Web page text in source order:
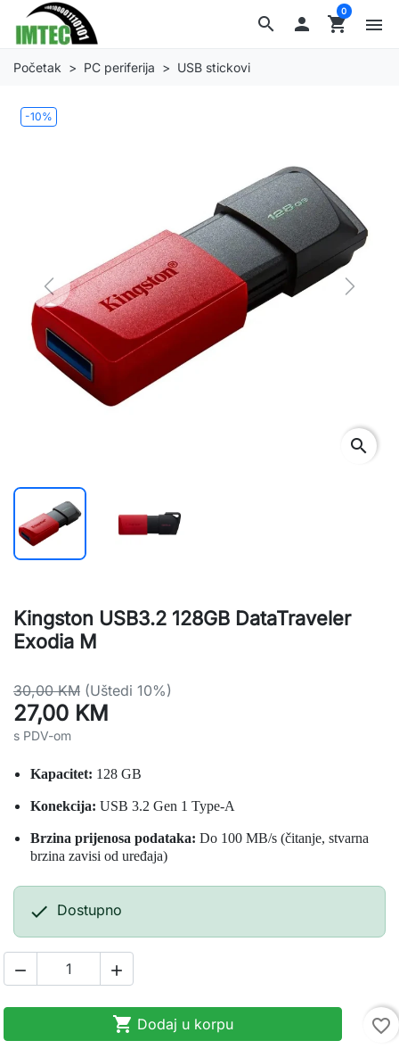
search  shopping_cart
0
menu
Početak PC periferija USB stickovi
-10%
Previous Next
search
Kingston USB3.2 128GB DataTraveler
Exodia M
30,00 KM (Uštedi 10%)
27,00 KM
s PDV-om
Kapacitet: 128 GB
Konekcija: USB 3.2 Gen 1 Type-A
Brzina prijenosa podataka: Do 100 MB/s (čitanje, stvarna
brzina zavisi od uređaja)
 Dostupno
 
 Dodaj u korpu
favorite_border